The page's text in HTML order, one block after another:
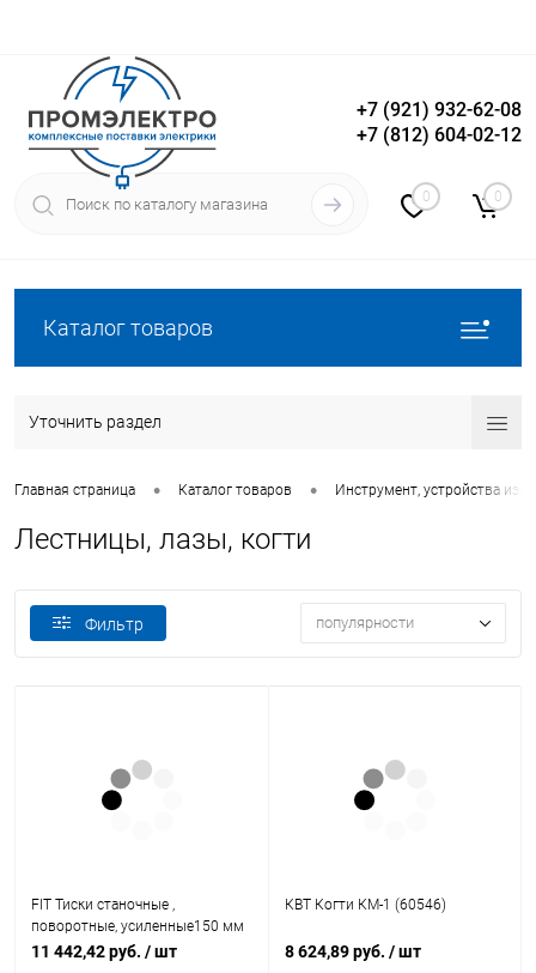
Вход Регистрация
+7 (921) 932-62-08
+7 (812) 604-02-12
0 0
Каталог товаров
Уточнить раздел
Главная страница • Каталог товаров • Инструмент, устройства
Лестницы, лазы, когти
Фильтр популярности
FIT Тиски станочные ,
поворотные, усиленные150 мм
( 17 кг ) (59729)
11 442,42 руб. / шт
КВТ Когти КМ-1 (60546)
8 624,89 руб. / шт